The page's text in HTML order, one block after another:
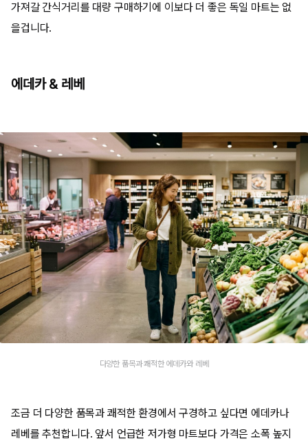
가져갈 간식거리를 대량 구매하기에 이보다 더 좋은 독일 마트는 없
을겁니다.
에데카 & 레베
다양한 품목과 쾌적한 에데카와 레베
조금 더 다양한 품목과 쾌적한 환경에서 구경하고 싶다면 에데카나
레베를 추천합니다. 앞서 언급한 저가형 마트보다 가격은 소폭 높지